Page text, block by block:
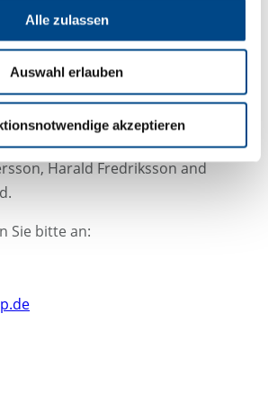
Alle zulassen
Auswahl erlauben
akzeptieren
Zusammenarbeit werden wir in der
Analysen und Untersuchungen
bestehendes Angebot ergänzen.
Full-Service-Anbieter agieren und
Beziehung zu unseren
erklären die Gründer von Safe
Harald Fredriksson and
Sie bitte an: